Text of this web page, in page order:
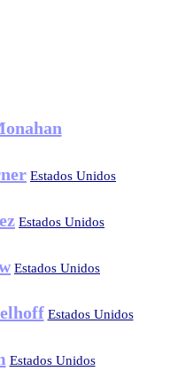
Estados Unidos
Estados Unidos
Estados Unidos
Estados Unidos
Estados Unidos